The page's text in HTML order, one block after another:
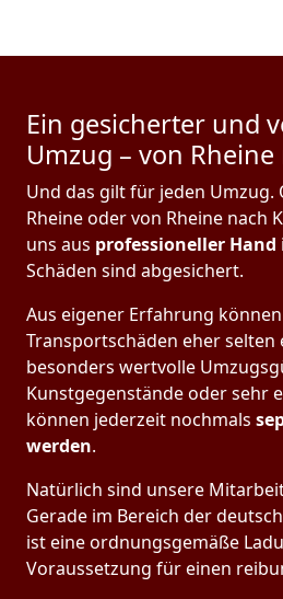
Ein gesicherter und
Umzug – von Rheine
Und das gilt für jeden Umzug.
Rheine oder von Rheine nach
uns aus professioneller Hand
Schäden sind abgesichert.
Aus eigener Erfahrung
Transportschäden eher selten
besonders wertvolle
Kunstgegenstände oder sehr
können jederzeit nochmals
werden.
Natürlich sind unsere
Gerade im Bereich der
ist eine ordnungsgemäße
Voraussetzung für einen